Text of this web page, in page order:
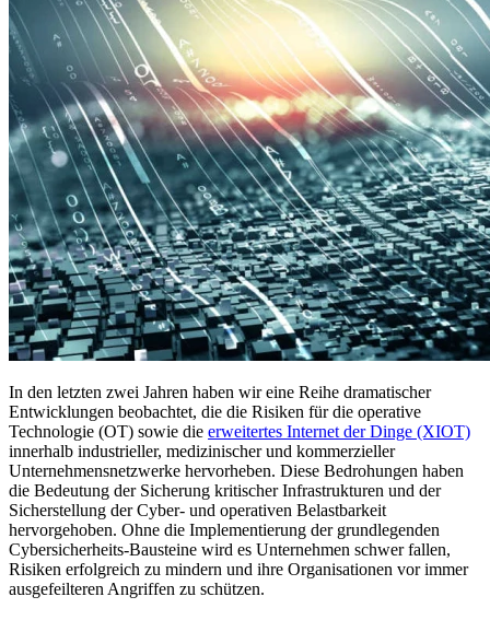
In den letzten zwei Jahren haben wir eine Reihe dramatischer
Entwicklungen beobachtet, die die Risiken für die operative
Technologie (OT) sowie die erweitertes Internet der Dinge (XIOT)
innerhalb industrieller, medizinischer und kommerzieller
Unternehmensnetzwerke hervorheben. Diese Bedrohungen haben
die Bedeutung der Sicherung kritischer Infrastrukturen und der
Sicherstellung der Cyber- und operativen Belastbarkeit
hervorgehoben. Ohne die Implementierung der grundlegenden
Cybersicherheits-Bausteine wird es Unternehmen schwer fallen,
Risiken erfolgreich zu mindern und ihre Organisationen vor immer
ausgefeilteren Angriffen zu schützen.